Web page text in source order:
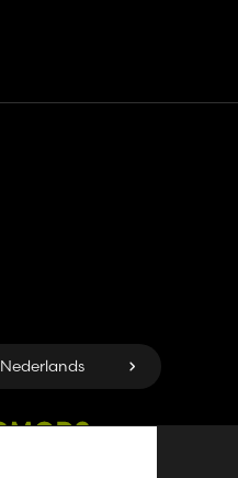
Nederlands